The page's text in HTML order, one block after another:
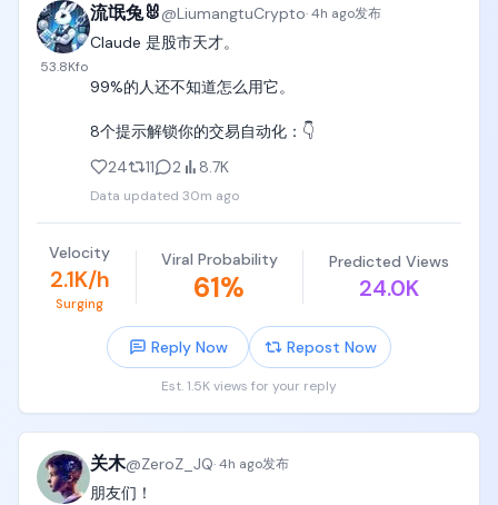
53.8Kfo
流氓兔🐰@LiumangtuCrypto·4h ago发布
Claude 是股市天才。
99%的人还不知道怎么用它。
8个提示解锁你的交易自动化：👇
24
11 2 8.7K
Data updated 30m ago
Velocity
2.1K/h
Surging
Viral Probability
61%
Predicted Views
24.0K
Reply Now Repost Now
Est. 1.5K views for your reply
关木@ZeroZ_JQ·4h ago发布
朋友们！